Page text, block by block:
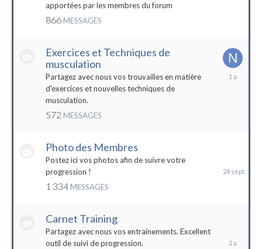
apportées par les membres du forum
866 MESSAGES
Exercices et Techniques de
musculation
Partagez avec nous vos trouvailles en matière
d'exercices et nouvelles techniques de
musculation.
572 MESSAGES
25
Photo des Membres
Postez ici vos photos afin de suivre votre
progression !
1 334 MESSAGES
2023
Carnet Training
Partagez avec nous vos entrainements. Excellent
outil de suivi de progression.
2022